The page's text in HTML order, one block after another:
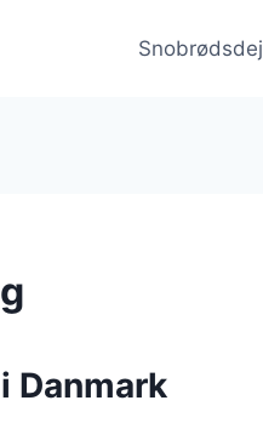
Snobrødsdej
Danmark